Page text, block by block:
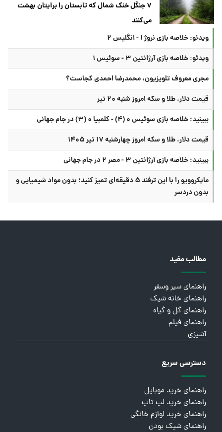
۷ جنگل خنک شمال که تابستان را برایتان بهشت
می‌کنند
ویدئو: خلاصه بازی نروژ ۱ - انگلیس ۲
ویدئو: خلاصه بازی آرژانتین ۳ - سوئیس ۱
مجری معروف تلویزیون، محمدرضا احمدی کجاست؟
قیمت دلار، طلا و سکه امروز شنبه ۲۰ تیر
ببینید؛ خلاصه بازی سوئیس ۰ (۴) - کلمبیا ۰ (۳) در جام جهانی
قیمت دلار، طلا و سکه امروز چهارشنبه ۱۷ تیر ۱۴۰۵
ببینید؛ خلاصه بازی آرژانتین ۳ - مصر ۲ در جام جهانی
مایکروویو را با این ترفند ۵ دقیقه‌ای تمیز کنید؛ بدون مواد شیمیایی و
بدون دردسر
مطالب مفید
راهنمای سیر وسفر
راهنمای خانه شیک
راهنمای گل و گیاه
راهنمای فیلم
آشپزی
دسترسی سریع
راهنمای خرید موبایل
راهنمای خرید لپ تاپ
راهنمای خرید لوازم خانگی
راهنمای شیک بودن